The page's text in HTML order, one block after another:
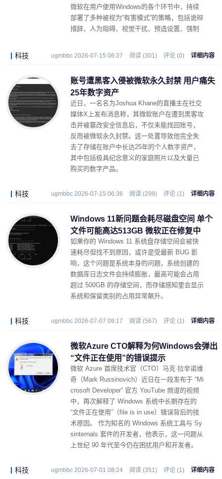
微软在用户使用Windows的各个环节中，持续
部署了多种被视为“有害模式”的策略，包括诡辩
措辞、人为阻碍、视觉干扰、预选设置、强制
科技 ugmbbc 2026-07-15 06:37 阅读 (301) 评论 (0) 详细内容
账号遭黑客入侵被微软永久封禁 用户痛失
25年数字资产
近日，一名名为Joshua Khane的直播主在社交
媒体X上发布消息称，其微软账户在遭到黑客攻
击并被篡改安全信息后，不仅未能找回账号，
反而被微软永久封禁。这一处置导致他完全失
去了存储在账户中长达25年的个人数字资产，
其中包括极具纪念意义的家庭照片以及大量已
购买的数字产品。
科技 ugmbbc 2026-07-15 06:36 阅读 (299) 评论 (1) 详细内容
Windows 11新问题会耗尽磁盘空间 单个
文件可能高达513GB 微软正在修复中
如果你的 Windows 11 系统盘存储空间会被快
速耗尽但找不到原因，或许是受最新 BUG 影
响，这个问题是系统本身的问题，系统创建的
数据库日志文件会持续膨胀，最高可能会占用
超过 500GB 的存储空间，而存储感知里会显示
系统和保留类别的占用异常飙升。
科技 ugmbbc 2026-07-07 09:17 阅读 (567) 评论 (1) 详细内容
微软Azure CTO解释为何Windows会弹出
“文件正在使用”的错误提示
微软 Azure 首席技术官（CTO）马克·拉辛诺维
奇（Mark Russinovich）近日在一段发布于 “Mi
crosoft Developer” 官方 YouTube 频道的视频
中，再次解释了 Windows 系统中长期存在的
“文件正在使用”（file is in use）错误背后的技
术原因。 作为知名的 Windows 系统工具与 Sy
sinternals 套件的开发者，他表示，这一问题从
上世纪 90 年代至今仍在困扰用户和开发者。
科技 ugmbbc 2026-07-01 08:24 阅读 (351) 评论 (1) 详细内容